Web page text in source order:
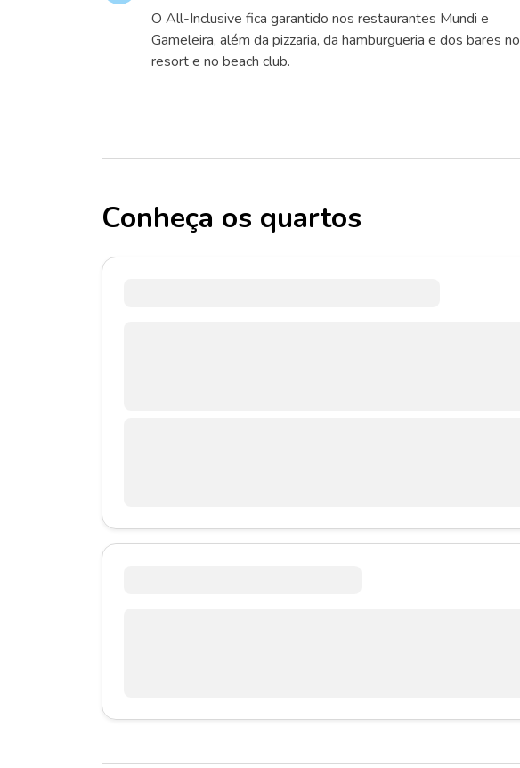
O All-Inclusive fica garantido nos restaurantes Mundi e
Gameleira, além da pizzaria, da hamburgueria e dos bares no
resort e no beach club.
Conheça os quartos